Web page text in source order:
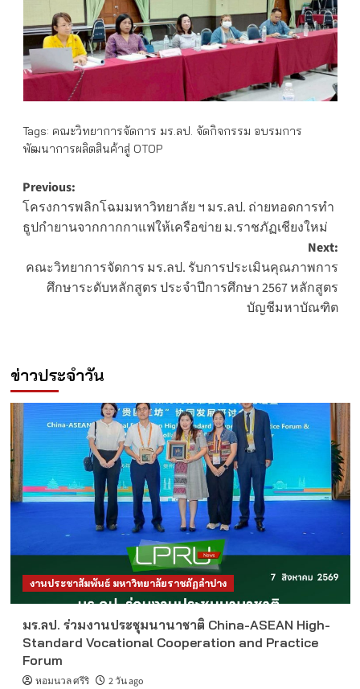
Tags: คณะวิทยาการจัดการ มร.ลป. จัดกิจกรรม อบรมการ
พัฒนาการผลิตสินค้าสู่ OTOP
Post
navigation
Previous:
โครงการพลิกโฉมมหาวิทยาลัย ฯ มร.ลป. ถ่ายทอดการทำ
ธูปกำยานจากกากกาแฟให้เครือข่าย ม.ราชภัฏเชียงใหม่
Next:
คณะวิทยาการจัดการ มร.ลป. รับการประเมินคุณภาพการ
ศึกษาระดับหลักสูตร ประจำปีการศึกษา 2567 หลักสูตร
บัญชีมหาบัณฑิต
ข่าวประจำวัน
งานประชาสัมพันธ์ มหาวิทยาลัยราชภัฏลำปาง
มร.ลป. ร่วมงานประชุมนานาชาติ China-ASEAN High-
Standard Vocational Cooperation and Practice
Forum
หอมนวล ศรีริ 2 วัน ago